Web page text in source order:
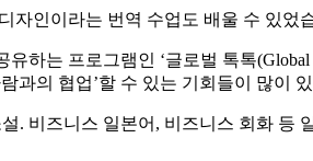
인이라는 번역 수업도 배울 수 있
는 프로그램인 ‘글로벌 톡톡(Global
과의 협업’할 수 있는 기회들이 많이
. 비즈니스 일본어, 비즈니스 회화 등